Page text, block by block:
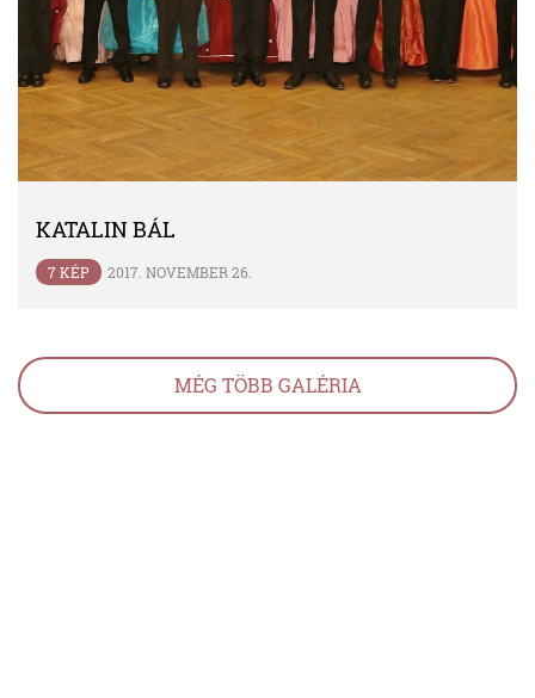
KATALIN BÁL
7 KÉP 2017. NOVEMBER 26.
MÉG TÖBB GALÉRIA